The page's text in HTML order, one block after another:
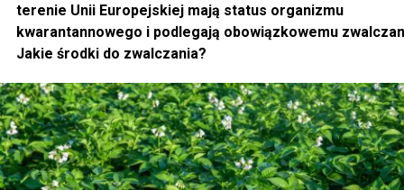
terenie Unii Europejskiej mają status organizmu
kwarantannowego i podlegają obowiązkowemu
Jakie środki do zwalczania?